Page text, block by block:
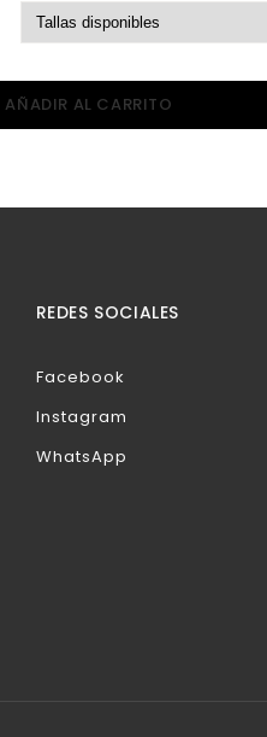
AÑADIR AL CARRITO
REDES SOCIALES
Facebook
Instagram
WhatsApp